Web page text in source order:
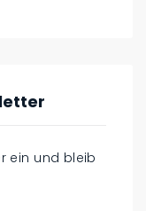
ein und bleib